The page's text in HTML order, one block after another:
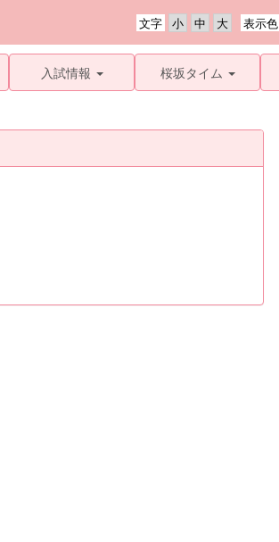
表示色
文字
入試情報 桜坂タイム